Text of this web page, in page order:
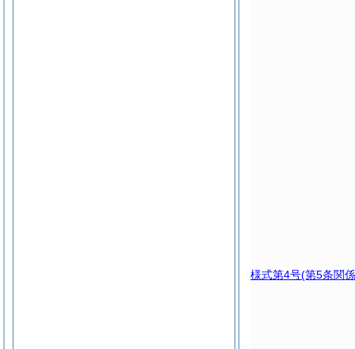
様式第4号(第5条関